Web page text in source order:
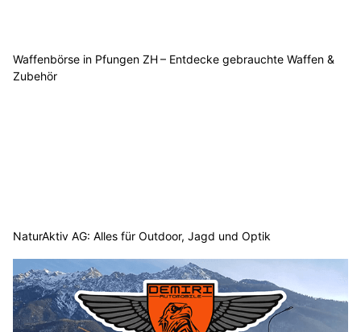
Waffenbörse in Pfungen ZH – Entdecke gebrauchte Waffen &
Zubehör
NaturAktiv AG: Alles für Outdoor, Jagd und Optik